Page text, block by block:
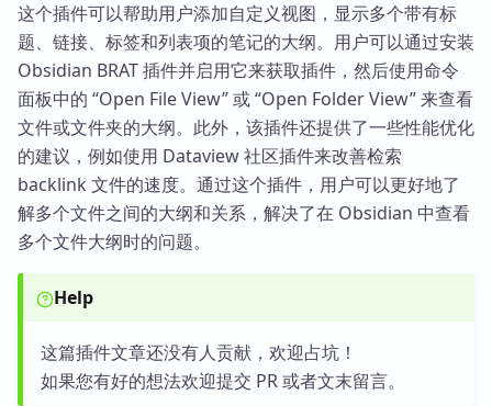
这个插件可以帮助用户添加自定义视图，显示多个带有标
题、链接、标签和列表项的笔记的大纲。用户可以通过安装
Obsidian BRAT 插件并启用它来获取插件，然后使用命令
面板中的 “Open File View” 或 “Open Folder View” 来查看
文件或文件夹的大纲。此外，该插件还提供了一些性能优化
的建议，例如使用 Dataview 社区插件来改善检索
backlink 文件的速度。通过这个插件，用户可以更好地了
解多个文件之间的大纲和关系，解决了在 Obsidian 中查看
多个文件大纲时的问题。
Help
这篇插件文章还没有人贡献，欢迎占坑！
如果您有好的想法欢迎提交 PR 或者文末留言。